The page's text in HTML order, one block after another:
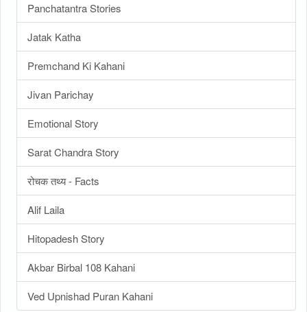
Panchatantra Stories
Jatak Katha
Premchand Ki Kahani
Jivan Parichay
Emotional Story
Sarat Chandra Story
रोचक तथ्य - Facts
Alif Laila
Hitopadesh Story
Akbar Birbal 108 Kahani
Ved Upnishad Puran Kahani